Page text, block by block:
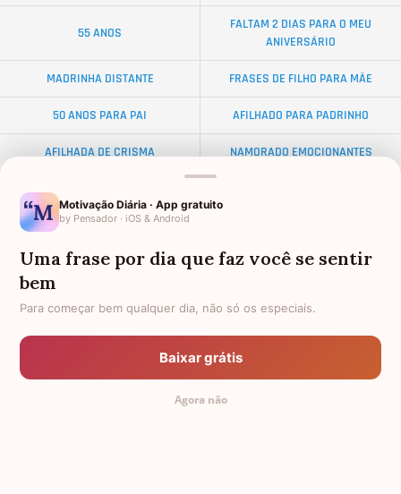
55 ANOS
FALTAM 2 DIAS PARA O MEU
ANIVERSÁRIO
MADRINHA DISTANTE FRASES DE FILHO PARA MÃE
50 ANOS PARA PAI AFILHADO PARA PADRINHO
AFILHADA DE CRISMA NAMORADO EMOCIONANTES
EX-SOGRO
AFILHADO PARA MADRINHA PALAVRAS
34 ANOS FRASES PARA AMIGA IRMÃ
FRASES PARA AMIGA EVANGÉLICA
Motivação Diária · App gratuito
by Pensador · iOS & Android
Uma frase por dia que faz você se sentir
bem
Para começar bem qualquer dia, não só os especiais.
Baixar grátis
Agora não